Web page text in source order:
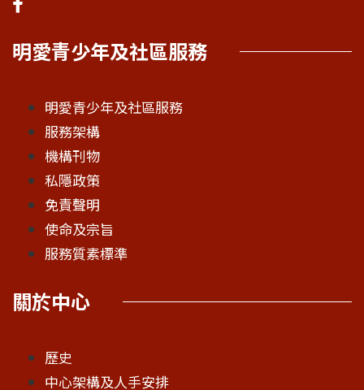
明愛青少年及社區服務
明愛青少年及社區服務
服務架構
機構刊物
私隱政策
免責聲明
使命及宗旨
服務質素標準
關於中心
歷史
中心架構及人手安排